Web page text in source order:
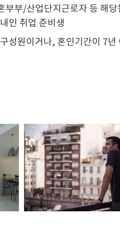
부부/산업단지근로자 등 해당
인 취업 준비생
성원이거나, 혼인기간이 7년